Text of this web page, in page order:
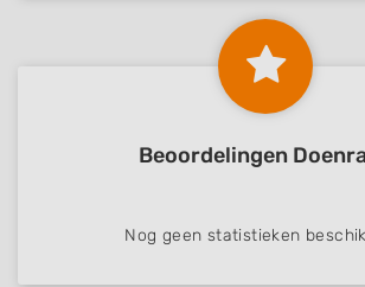
Beoordelingen
Nog geen statistieken